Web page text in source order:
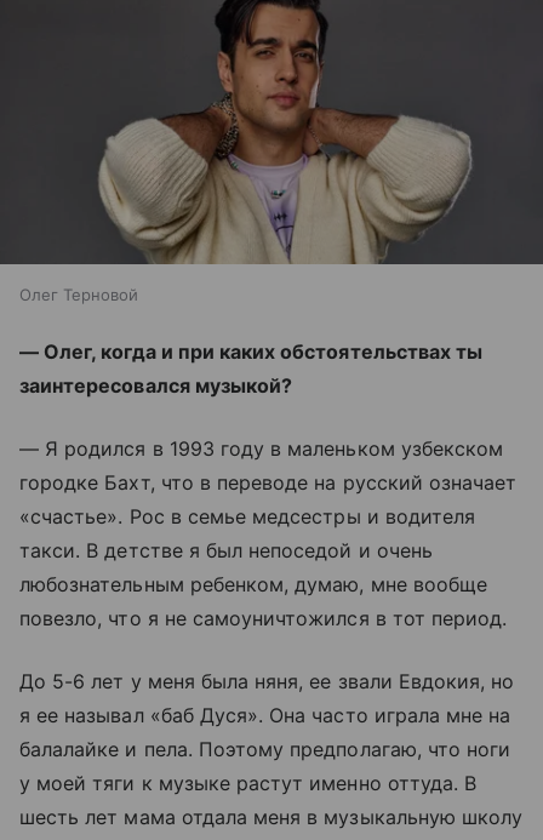
Олег Терновой
— Олег, когда и при каких обстоятельствах ты
заинтересовался музыкой?
— Я родился в 1993 году в маленьком узбекском
городке Бахт, что в переводе на русский означает
«счастье». Рос в семье медсестры и водителя
такси. В детстве я был непоседой и очень
любознательным ребенком, думаю, мне вообще
повезло, что я не самоуничтожился в тот период.
До 5-6 лет у меня была няня, ее звали Евдокия, но
я ее называл «баб Дуся». Она часто играла мне на
балалайке и пела. Поэтому предполагаю, что ноги
у моей тяги к музыке растут именно оттуда. В
шесть лет мама отдала меня в музыкальную школу